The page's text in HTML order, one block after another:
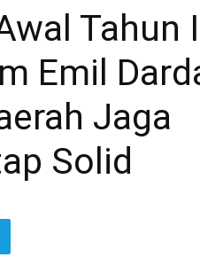
Tahun
Emil
Jaga
Solid